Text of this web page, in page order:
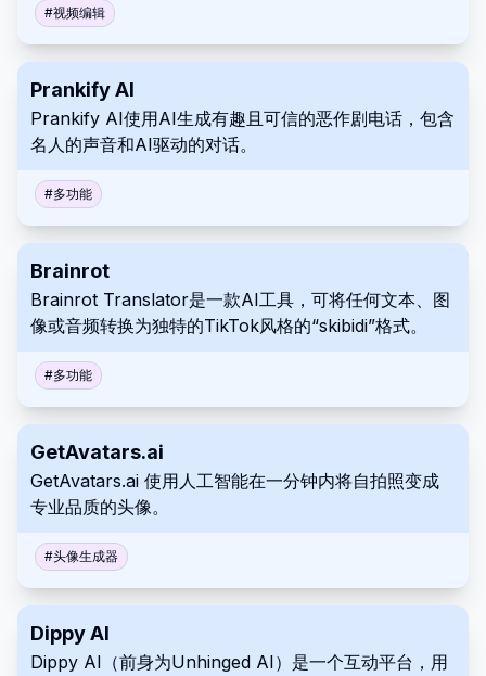
#视频编辑
Prankify AI
Prankify AI使用AI生成有趣且可信的恶作剧电话，包含
名人的声音和AI驱动的对话。
#多功能
Brainrot
Brainrot Translator是一款AI工具，可将任何文本、图
像或音频转换为独特的TikTok风格的“skibidi”格式。
#多功能
GetAvatars.ai
GetAvatars.ai 使用人工智能在一分钟内将自拍照变成
专业品质的头像。
#头像生成器
Dippy AI
Dippy AI（前身为Unhinged AI）是一个互动平台，用